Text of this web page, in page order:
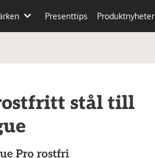
Presenttips Produktnyheter
stål till
Pro rostfri